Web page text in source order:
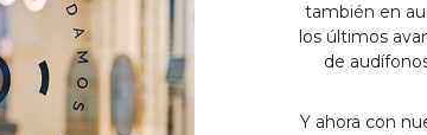
también en
los últimos
de
Y ahora con